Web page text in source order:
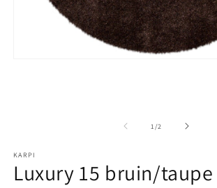
1 /van
2
KARPI
Luxury 15 bruin/